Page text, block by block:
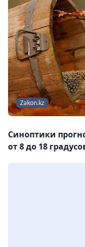
Zakon.kz
Синоптики
от 8 до 18